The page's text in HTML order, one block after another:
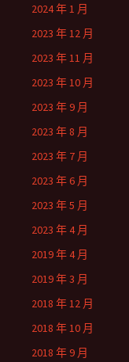
2024 年 1 月
2023 年 12 月
2023 年 11 月
2023 年 10 月
2023 年 9 月
2023 年 8 月
2023 年 7 月
2023 年 6 月
2023 年 5 月
2023 年 4 月
2019 年 4 月
2019 年 3 月
2018 年 12 月
2018 年 10 月
2018 年 9 月